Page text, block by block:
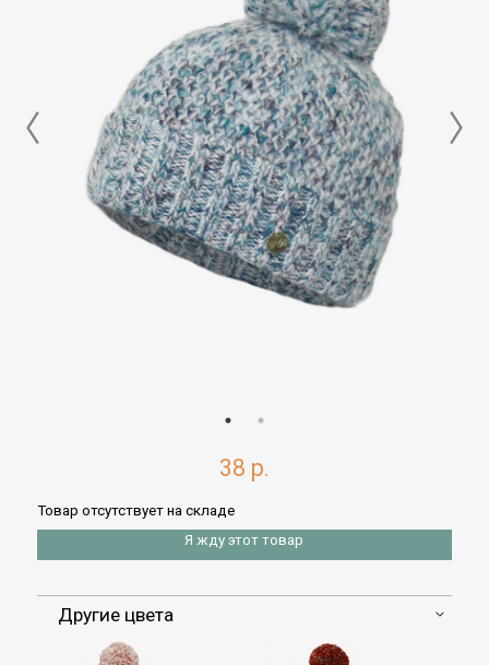
38 р.
Товар отсутствует на складе
Я жду этот товар
Другие цвета